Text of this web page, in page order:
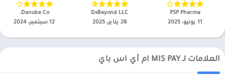
PSP Pharma‏
11 يونيو، 2025
DxBeyond LLC‏
28 يناير، 2025
Danube Co.‏
12 سبتمبر، 2024
العلامات لـ MIS PAY ام أي اس باي